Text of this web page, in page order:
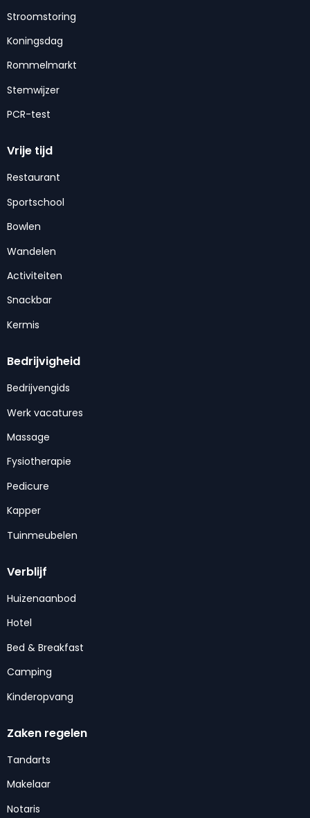
Stroomstoring
Koningsdag
Rommelmarkt
Stemwijzer
PCR-test
Vrije tijd
Restaurant
Sportschool
Bowlen
Wandelen
Activiteiten
Snackbar
Kermis
Bedrijvigheid
Bedrijvengids
Werk vacatures
Massage
Fysiotherapie
Pedicure
Kapper
Tuinmeubelen
Verblijf
Huizenaanbod
Hotel
Bed & Breakfast
Camping
Kinderopvang
Zaken regelen
Tandarts
Makelaar
Notaris